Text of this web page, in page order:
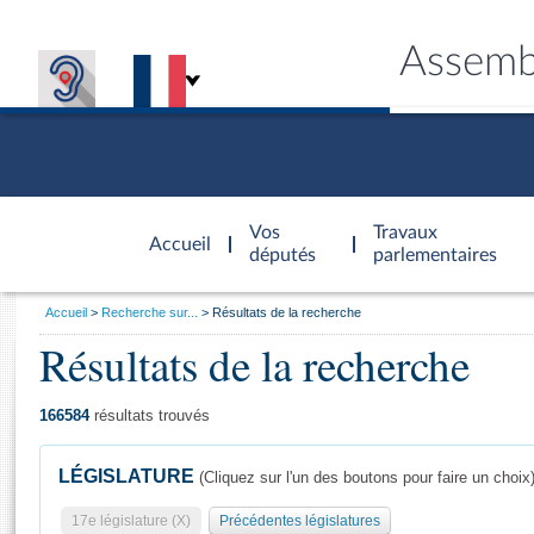
Accueil
d'accueil
Vos
députés
Travaux
parlementaires
Général
Vous
Accueil Recherche sur... Résultats de la recherche
Résultats de la recherche
166584résultats trouvés
LÉGISLATURE (Cliquez sur l'un des boutons pour faire un choix)
17e législature (X) Précédentes législatures